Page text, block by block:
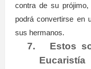
contra de su
podrá convertirse en
sus hermanos.
7.
Estos
Eucaristía